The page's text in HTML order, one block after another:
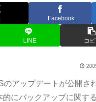
Facebook
LINE コ
アップデートが公開さ
的にバックアップに関す